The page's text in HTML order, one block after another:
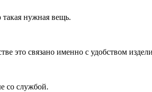
нужная вещь.
это связано именно с удобством
со службой.